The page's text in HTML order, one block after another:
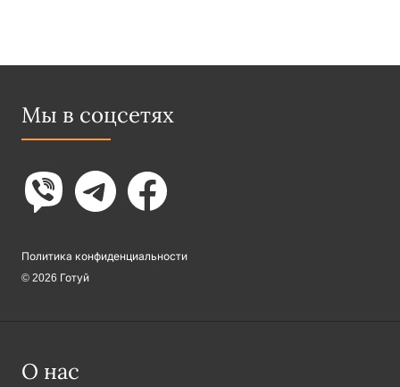
Мы в соцсетях
Политика конфиденциальности
© 2026 Готуй
О нас